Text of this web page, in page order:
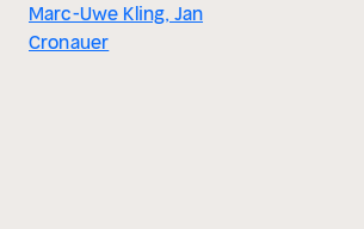
Marc-Uwe Kling, Jan
Cronauer